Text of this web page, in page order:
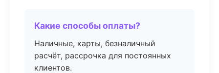
Какие способы оплаты?
Наличные, карты, безналичный
расчёт, рассрочка для постоянных
клиентов.